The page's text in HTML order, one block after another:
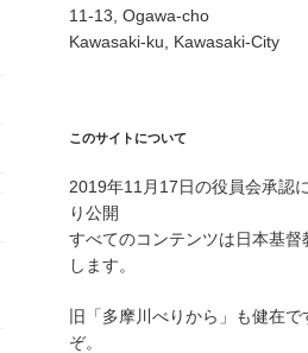
11-13, Ogawa-cho
Kawasaki-ku, Kawasaki-City
このサイトについて
2019年11月17日の役員会承認
り公開
すべてのコンテンツは日本基督
します。
旧「多摩川べりから」も健在で
ぞ。